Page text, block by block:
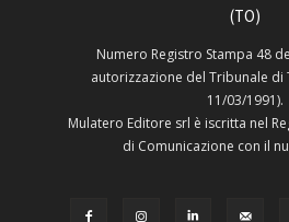
(TO)
Numero Registro Stampa 48
autorizzazione del Tribunale di
11/03/1991).
Mulatero Editore srl è iscritta nel
di Comunicazione con il